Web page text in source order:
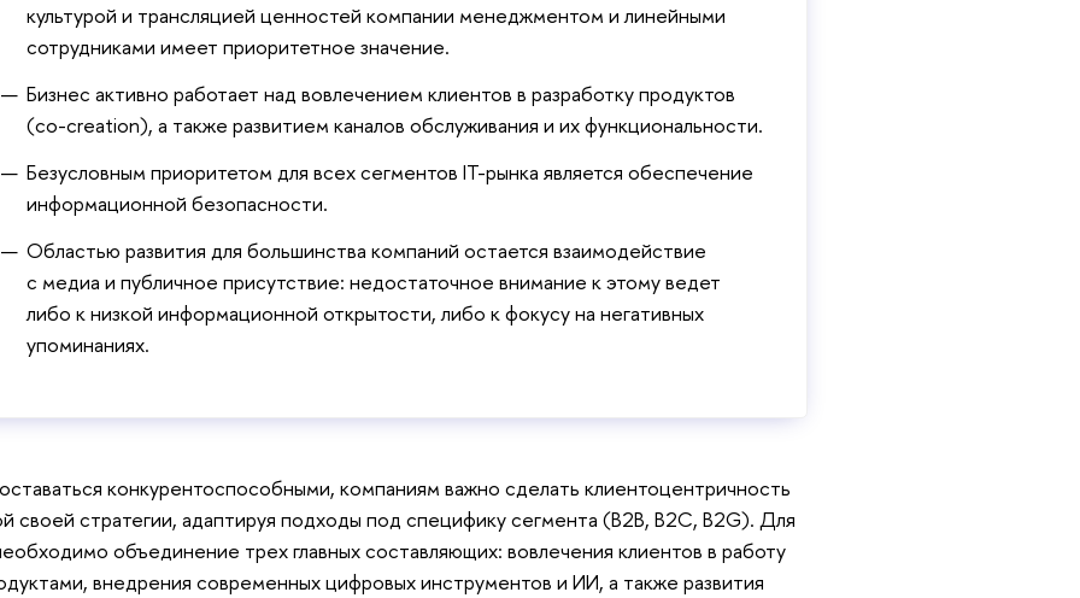
культурой и трансляцией ценностей компании менеджментом и линейными
сотрудниками имеет приоритетное значение.
Бизнес активно работает над вовлечением клиентов в разработку продуктов
(co-creation), а также развитием каналов обслуживания и их функциональности.
Безусловным приоритетом для всех сегментов IT-рынка является обеспечение
информационной безопасности.
Областью развития для большинства компаний остается взаимодействие
с медиа и публичное присутствие: недостаточное внимание к этому ведет
либо к низкой информационной открытости, либо к фокусу на негативных
упоминаниях.
конкурентоспособными, компаниям важно сделать клиентоцентричность
своей стратегии, адаптируя подходы под специфику сегмента (B2B, B2C, B2G). Для
объединение трех главных составляющих: вовлечения клиентов в работу
внедрения современных цифровых инструментов и ИИ, а также развития